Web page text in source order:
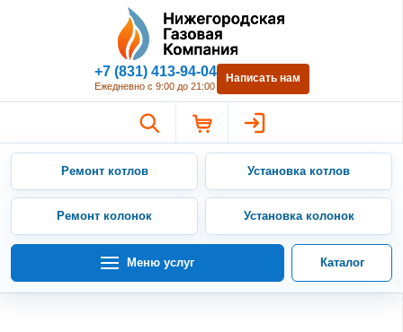
Нижегородская Газовая
+7 (831) 413-94-04
Ежедневно с 9:00 до 21:00
Написать нам
Ремонт котлов Установка котлов
Ремонт колонок Установка колонок
Меню услуг Каталог